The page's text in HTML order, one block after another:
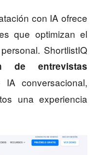
con IA ofrece
que optimizan el
ShortlistIQ
de entrevistas
IA conversacional,
una experiencia